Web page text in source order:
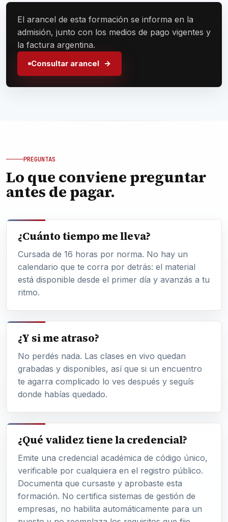
El arancel de esta formación se informa en la
admisión, junto con los medios de pago vigentes y
la factura argentina.
Consultar arancel
PREGUNTAS
Lo que conviene preguntar
antes de pagar.
¿Cuánto tiempo me lleva?
Cursada de 16 horas por norma. No hay un
calendario que te corra por detrás: el material
está disponible desde el primer día y avanzás a tu
ritmo.
¿Y si me atraso?
No perdés nada. Las clases en vivo quedan
grabadas y disponibles, así que si un encuentro
te agarra complicado lo ves después y seguís
donde habías quedado.
¿Qué validez tiene la credencial?
Emite una credencial académica de código único,
verificable por cualquiera en el registro público.
Documenta que cursaste y aprobaste esta
formación. No certifica sistemas de gestión de
empresas, no habilita automáticamente para un